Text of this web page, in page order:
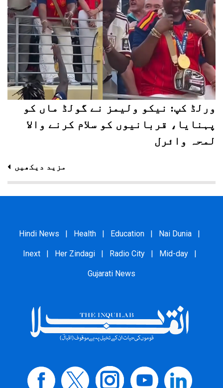
ورلڈ کپ: نیکو ولیمز نے گولڈ ماں کو
پہنایا، قربانیوں کو سلام کرنے والا
لمحہ وائرل
مزید دیکھیں
Hindi News Health Education Nai Dunia
Inext Her Zindagi Radio City Mid-day
Gujarati News